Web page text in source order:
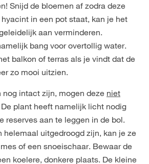
Snijd de bloemen af zodra deze
in een pot staat, kan je het
aan verminderen.
bang voor overtollig water.
balkon of terras als je vindt dat de
zo mooi uitzien.
intact zijn, mogen deze niet
plant heeft namelijk licht nodig
reserves aan te leggen in de bol.
helemaal uitgedroogd zijn, kan je ze
of een snoeischaar. Bewaar de
koelere, donkere plaats. De kleine